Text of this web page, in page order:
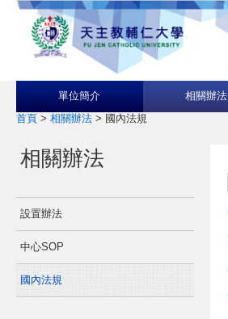
單位簡介 相關辦法
首頁 > 相關辦法 > 國內法規
相關辦法
設置辦法
中心SOP
國內法規